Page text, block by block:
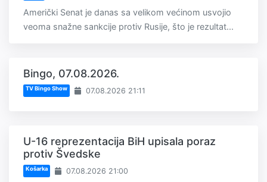
Američki Senat je danas sa velikom većinom usvojio
veoma snažne sankcije protiv Rusije, što je rezultat...
Bingo, 07.08.2026.
TV Bingo Show 07.08.2026 21:11
U-16 reprezentacija BiH upisala poraz
protiv Švedske
Košarka 07.08.2026 21:00